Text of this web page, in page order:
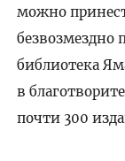
можно
безвозмездно
библиотека
в
почти 300